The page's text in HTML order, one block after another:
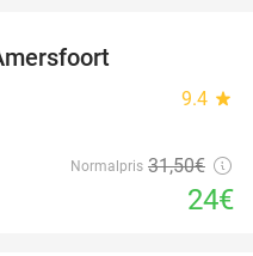
9.4 star
Normalpris 31,50€
24€